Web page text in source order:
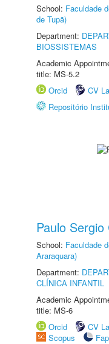
School: Faculdade
de Tupã)
Department:
BIOSSISTEMAS
Academic
title: MS-5.2
Orcid
CV
Repositório
Paulo Sergio
School: Faculdade
Araraquara)
Department:
CLÍNICA INFANTIL
Academic
title: MS-6
Orcid
CV
Scopus